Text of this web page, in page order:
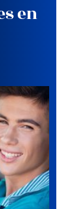
en